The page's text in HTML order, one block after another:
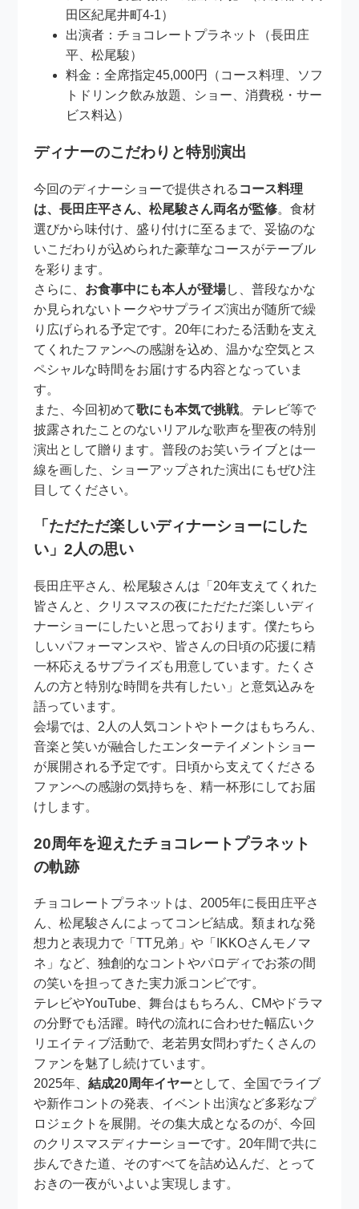
田区紀尾井町4-1）
出演者：チョコレートプラネット（長田庄
平、松尾駿）
料金：全席指定45,000円（コース料理、ソフ
トドリンク飲み放題、ショー、消費税・サー
ビス料込）
ディナーのこだわりと特別演出
今回のディナーショーで提供される コース料理
は、長田庄平さん、松尾駿さん両名が監修。食材
選びから味付け、盛り付けに至るまで、妥協のな
いこだわりが込められた豪華なコースがテーブル
を彩ります。
さらに、 お食事中にも本人が登場し、普段なかな
か見られないトークやサプライズ演出が随所で繰
り広げられる予定です。20年にわたる活動を支え
てくれたファンへの感謝を込め、温かな空気とス
ペシャルな時間をお届けする内容となっていま
す。
また、今回初めて歌にも本気で挑戦。テレビ等で
披露されたことのないリアルな歌声を聖夜の特別
演出として贈ります。普段のお笑いライブとは一
線を画した、ショーアップされた演出にもぜひ注
目してください。
「ただただ楽しいディナーショーにした
い」2人の思い
長田庄平さん、松尾駿さんは「20年支えてくれた
皆さんと、クリスマスの夜にただただ楽しいディ
ナーショーにしたいと思っております。僕たちら
しいパフォーマンスや、皆さんの日頃の応援に精
一杯応えるサプライズも用意しています。たくさ
んの方と特別な時間を共有したい」と意気込みを
語っています。
会場では、2人の人気コントやトークはもちろん、
音楽と笑いが融合したエンターテイメントショー
が展開される予定です。日頃から支えてくださる
ファンへの感謝の気持ちを、精一杯形にしてお届
けします。
20周年を迎えたチョコレートプラネット
の軌跡
チョコレートプラネットは、2005年に長田庄平さ
ん、松尾駿さんによってコンビ結成。類まれな発
想力と表現力で「TT兄弟」や「IKKOさんモノマ
ネ」など、独創的なコントやパロディでお茶の間
の笑いを担ってきた実力派コンビです。
テレビやYouTube、舞台はもちろん、CMやドラマ
の分野でも活躍。時代の流れに合わせた幅広いク
リエイティブ活動で、老若男女問わずたくさんの
ファンを魅了し続けています。
2025年、結成20周年イヤーとして、全国でライブ
や新作コントの発表、イベント出演など多彩なプ
ロジェクトを展開。その集大成となるのが、今回
のクリスマスディナーショーです。20年間で共に
歩んできた道、そのすべてを詰め込んだ、とって
おきの一夜がいよいよ実現します。